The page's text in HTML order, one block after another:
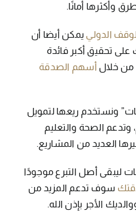
وأكثرها أمانًا.
الدولي يمكن أيضا أن
تحقيق أكبر فائدة
من خلال أسهم الصدقة
ونستخدم ريعها لتمويل
وتدعم الصحة والتعليم
العديد من المشاريع.
ليبقى أصل التبرع موجودًا
سوف تدعم المزيد من
الأجر بإذن الله.